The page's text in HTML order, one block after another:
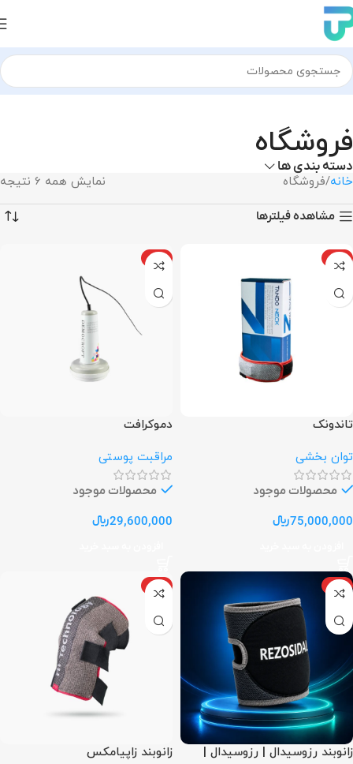
فروشگاه
دسته بندی ها
خانه فروشگاه نمایش همه 6 نتیجه
مشاهده فیلترها
ویژه
تاندونک
توان بخشی
محصولات موجود
75,000,000﷼
ویژه
دموکرافت
مراقبت پوستی
محصولات موجود
29,600,000﷼
ویژه
زانوبند رزوسیدال | رزوسیدال |
ویژه
زانوبند زاپیامکس